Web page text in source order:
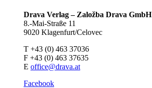
Drava Verlag – Založba Drava GmbH
8.-Mai-Straße 11
9020 Klagenfurt/Celovec
T +43 (0) 463 37036
F +43 (0) 463 37635
E office@drava.at
Facebook